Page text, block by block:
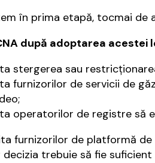
în prima etapă, tocmai de
după adoptarea acestei
stergerea sau
furnizorilor de servicii de
operatorilor de registre să
furnizorilor de platformă
trebuie să fie